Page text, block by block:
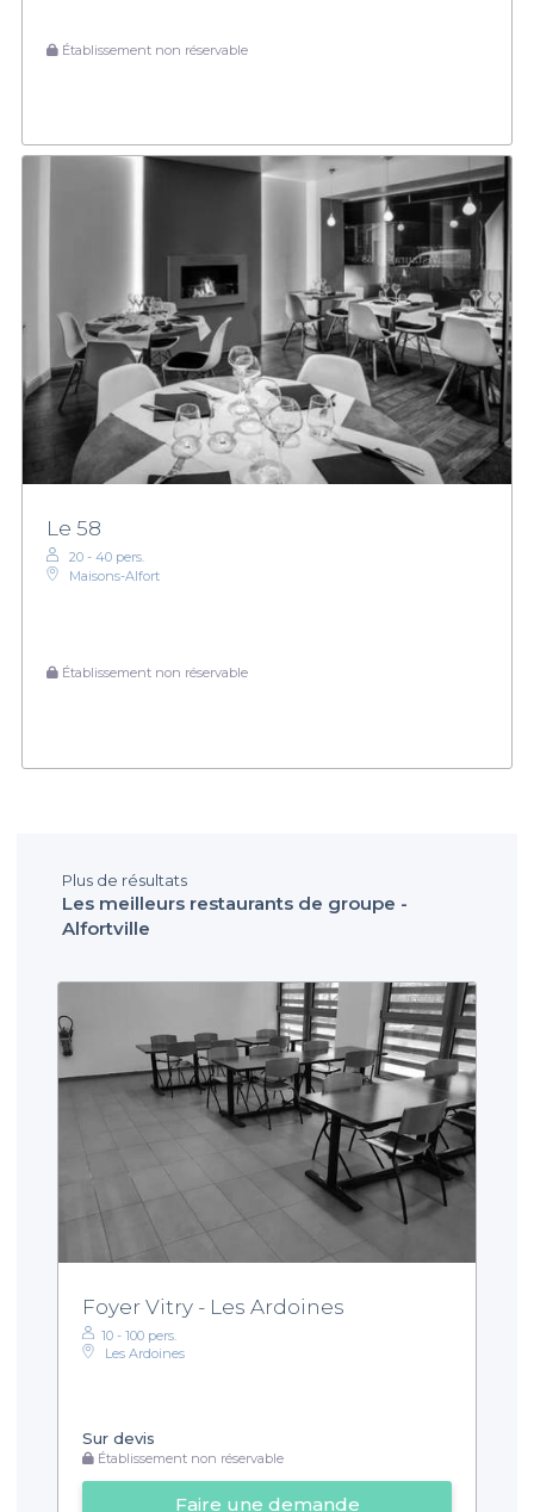
Établissement non réservable
Le 58
20 - 40 pers.
Maisons-Alfort
Établissement non réservable
Plus de résultats
Les meilleurs restaurants de groupe -
Alfortville
Foyer Vitry - Les Ardoines
10 - 100 pers.
Les Ardoines
Sur devis
Établissement non réservable
Faire une demande